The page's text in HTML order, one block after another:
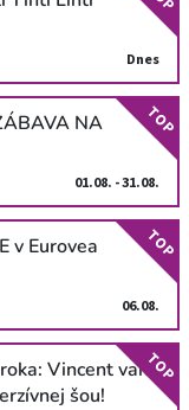
Dnes
NA
01.08. - 31.08.
TOP
v Eurovea
06.08.
TOP
Vincent van
šou!
TOP